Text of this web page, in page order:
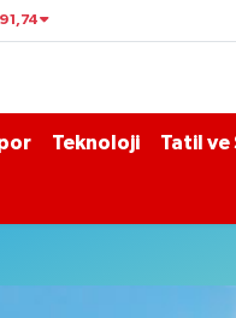
Teknoloji Tatil ve